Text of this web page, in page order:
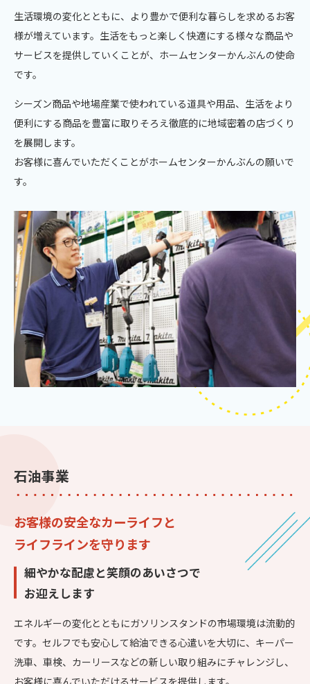
生活環境の変化とともに、より豊かで便利な暮らしを求めるお客
様が増えています。生活をもっと楽しく快適にする様々な商品や
サービスを提供していくことが、ホームセンターかんぶんの使命
です。
シーズン商品や地場産業で使われている道具や用品、生活をより
便利にする商品を豊富に取りそろえ徹底的に地域密着の店づくり
を展開します。
お客様に喜んでいただくことがホームセンターかんぶんの願いで
す。
石油事業
お客様の安全なカーライフと
ライフラインを守ります
細やかな配慮と笑顔のあいさつで
お迎えします
エネルギーの変化とともにガソリンスタンドの市場環境は流動的
です。セルフでも安心して給油できる心遣いを大切に、キーパー
洗車、車検、カーリースなどの新しい取り組みにチャレンジし、